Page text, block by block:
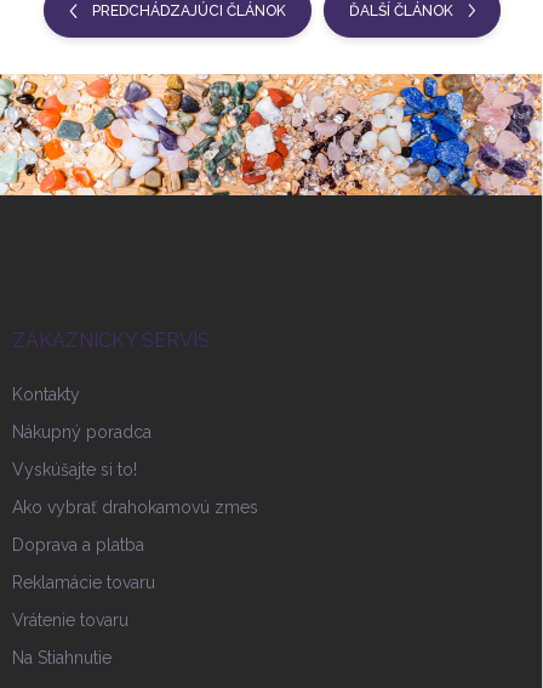
PREDCHÁDZAJÚCI ČLÁNOK ĎALŠÍ ČLÁNOK
ZÁKAZNICKY SERVIS
Kontakty
Nákupný poradca
Vyskúšajte si to!
Ako vybrať drahokamovú zmes
Doprava a platba
Reklamácie tovaru
Vrátenie tovaru
Na Stiahnutie